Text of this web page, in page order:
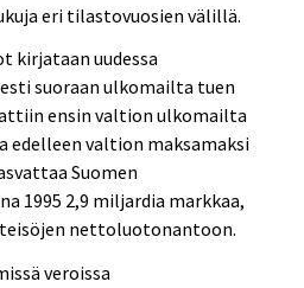
eri tilastovuosien välillä.
kirjataan uudessa
suoraan ulkomailta tuen
ensin valtion ulkomailta
edelleen valtion maksamaksi
Suomen
1995 2,9 miljardia markkaa,
nettoluotonantoon.
veroissa